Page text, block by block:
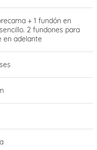
+ 1 fundón en
2 fundones para
en adelante